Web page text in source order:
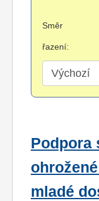
Směr
řazení:
Podpora
mladé